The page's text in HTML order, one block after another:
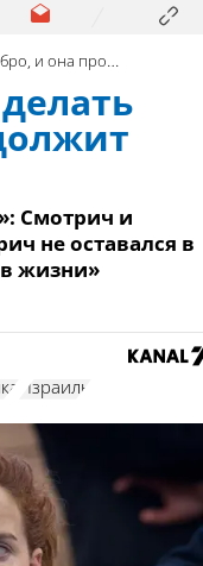
проклинать»
Смотрич и
не оставался в
жизни»
Израиль